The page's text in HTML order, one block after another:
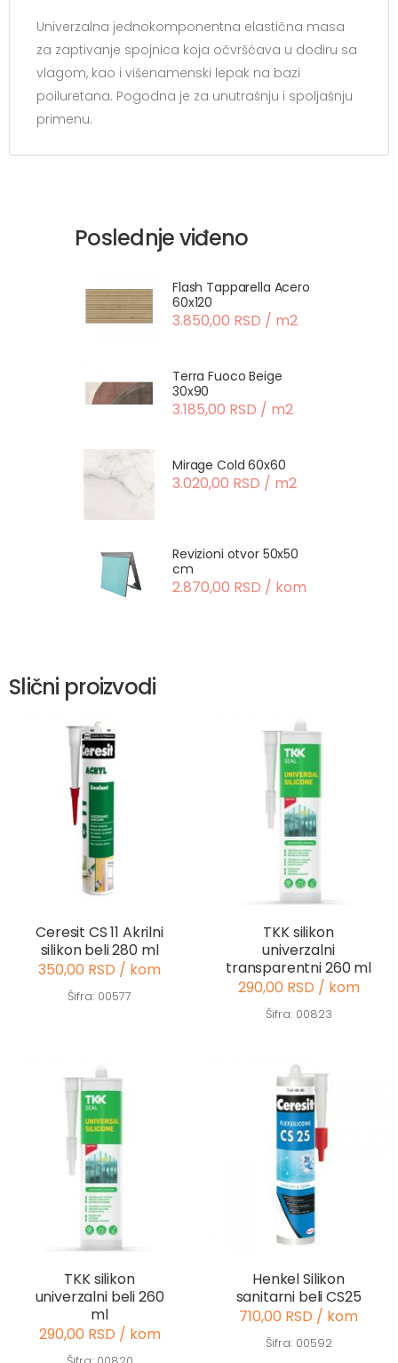
Univerzalna jednokomponentna elastična masa
za zaptivanje spojnica koja očvršćava u dodiru sa
vlagom, kao i višenamenski lepak na bazi
poiluretana. Pogodna je za unutrašnju i spoljašnju
primenu.
Poslednje viđeno
Flash Tapparella Acero
60x120
3.850,00 RSD / m2
Terra Fuoco Beige
30x90
3.185,00 RSD / m2
Mirage Cold 60x60
3.020,00 RSD / m2
Revizioni otvor 50x50
cm
2.870,00 RSD / kom
Slični proizvodi
Ceresit CS 11 Akrilni
silikon beli 280 ml
350,00 RSD / kom
Šifra: 00577
TKK silikon
univerzalni
transparentni 260 ml
290,00 RSD / kom
Šifra: 00823
TKK silikon
univerzalni beli 260
ml
290,00 RSD / kom
Henkel Silikon
sanitarni beli CS25
710,00 RSD / kom
Šifra: 00592